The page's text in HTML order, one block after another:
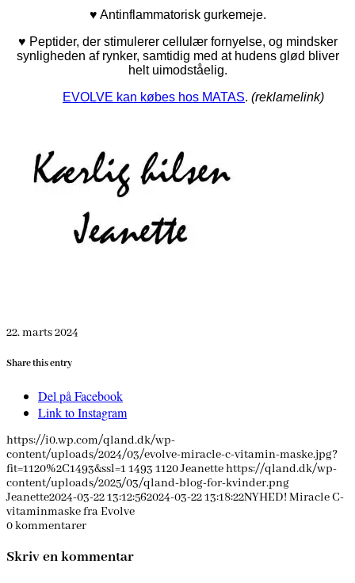
♥ Antinflammatorisk gurkemeje.
♥ Peptider, der stimulerer cellulær fornyelse, og mindsker
synligheden af rynker, samtidig med at hudens glød bliver
helt uimodståelig.
EVOLVE kan købes hos MATAS. (reklamelink)
22. marts 2024
Share this entry
Del på Facebook
Link to Instagram
https://i0.wp.com/qland.dk/wp-
content/uploads/2024/03/evolve-miracle-c-vitamin-maske.jpg?
fit=1120%2C1493&ssl=1 1493 1120Jeanettehttps://qland.dk/wp-
content/uploads/2025/03/qland-blog-for-kvinder.png
Jeanette2024-03-22 13:12:562024-03-22 13:18:22NYHED! Miracle C-
vitaminmaske fra Evolve
0kommentarer
Skriv en kommentar